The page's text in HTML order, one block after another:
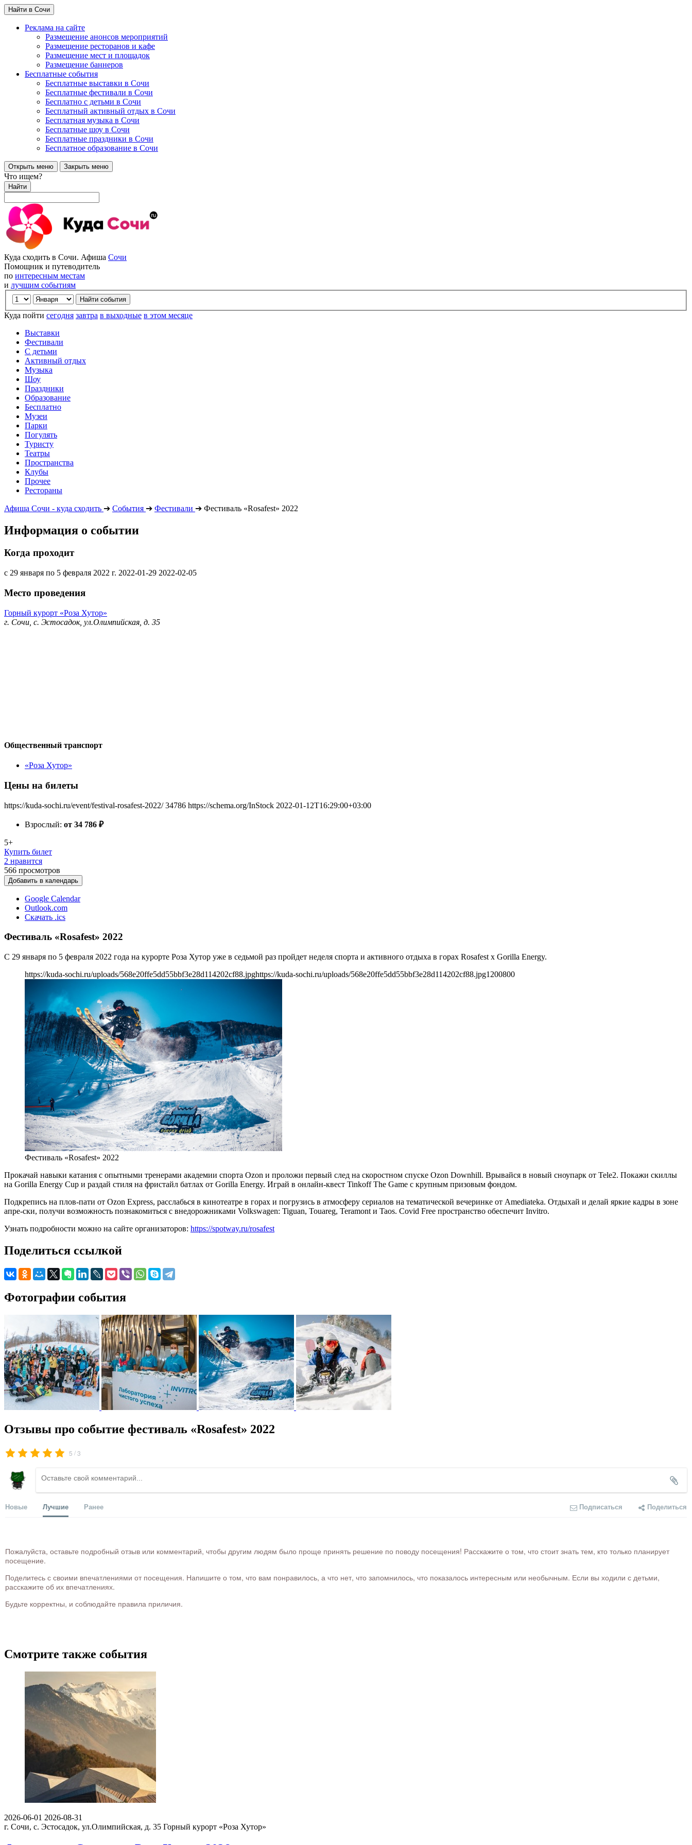
Найти в Сочи
Реклама на сайте
Размещение анонсов мероприятий
Размещение ресторанов и кафе
Размещение мест и площадок
Размещение баннеров
Бесплатные события
Бесплатные выставки в Сочи
Бесплатные фестивали в Сочи
Бесплатно с детьми в Сочи
Бесплатный активный отдых в Сочи
Бесплатная музыка в Сочи
Бесплатные шоу в Сочи
Бесплатные праздники в Сочи
Бесплатное образование в Сочи
Открыть меню Закрыть меню
Что ищем?
Найти
Куда сходить в Сочи. Афиша Сочи
Помощник и путеводитель
по интересным местам
и лучшим событиям
Куда пойти сегодня завтра в выходные в этом месяце
Выставки
Фестивали
С детьми
Активный отдых
Музыка
Шоу
Праздники
Образование
Бесплатно
Музеи
Парки
Погулять
Туристу
Театры
Пространства
Клубы
Прочее
Рестораны
Афиша Сочи - куда сходить ➔ События ➔ Фестивали ➔ Фестиваль «Rosafest» 2022
Информация о событии
Когда проходит
с 29 января по 5 февраля 2022 г. 2022-01-29 2022-02-05
Место проведения
Горный курорт «Роза Хутор»
г. Сочи, с. Эстосадок, ул.Олимпийская, д. 35
Общественный транспорт
«Роза Хутор»
Цены на билеты
https://kuda-sochi.ru/event/festival-rosafest-2022/ 34786 https://schema.org/InStock 2022-01-12T16:29:00+03:00
Взрослый: от 34 786 ₽
5+
Купить билет
2 нравится
566 просмотров
Добавить в календарь
Google Calendar
Outlook.com
Скачать .ics
Фестиваль «Rosafest» 2022
С 29 января по 5 февраля 2022 года на курорте Роза Хутор уже в седьмой раз пройдет неделя спорта и активного отдыха в горах Rosafest x Gorilla Energy.
https://kuda-sochi.ru/uploads/568e20ffe5dd55bbf3e28d114202cf88.jpghttps://kuda-sochi.ru/uploads/568e20ffe5dd55bbf3e28d114202cf88.jpg1200800
Фестиваль «Rosafest» 2022
Прокачай навыки катания с опытными тренерами академии спорта Ozon и проложи первый след на скоростном спуске Ozon Downhill. Врывайся в новый сноупарк от Tele2. Покажи скиллы
на Gorilla Energy Cup и раздай стиля на фристайл батлах от Gorilla Energy. Играй в онлайн-квест Tinkoff The Game с крупным призовым фондом.
Подкрепись на плов-пати от Ozon Express, расслабься в кинотеатре в горах и погрузись в атмосферу сериалов на тематической вечеринке от Amediateka. Отдыхай и делай яркие кадры в зоне
апре-ски, получи возможность познакомиться с внедорожниками Volkswagen: Tiguan, Touareg, Teramont и Taos. Covid Free пространство обеспечит Invitro.
Узнать подробности можно на сайте организаторов: https://spotway.ru/rosafest
Поделиться ссылкой
Фотографии события
Отзывы про событие фестиваль «Rosafest» 2022
5 /3
Новые Лучшие Ранее Подписаться Поделиться
Пожалуйста, оставьте подробный отзыв или комментарий, чтобы другим людям было проще принять решение по поводу посещения! Расскажите о том, что стоит знать тем, кто только планирует
посещение.
Поделитесь с своими впечатлениями от посещения. Напишите о том, что вам понравилось, а что нет, что запомнилось, что показалось интересным или необычным. Если вы ходили с детьми,
расскажите об их впечатлениях.
Будьте корректны, и соблюдайте правила приличия.
Смотрите также события
2026-06-01 2026-08-31
г. Сочи, с. Эстосадок, ул.Олимпийская, д. 35 Горный курорт «Роза Хутор»